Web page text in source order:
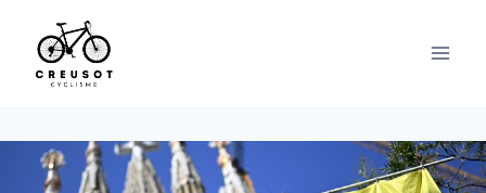
content